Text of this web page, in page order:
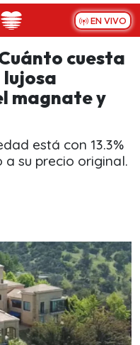
EN VIVO
cuesta
lujosa
magnate y
está con 13.3%
su precio original.